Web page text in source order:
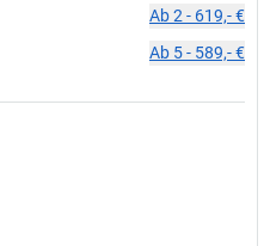
Ab2 - 619,- €
Ab 5- 589,- €